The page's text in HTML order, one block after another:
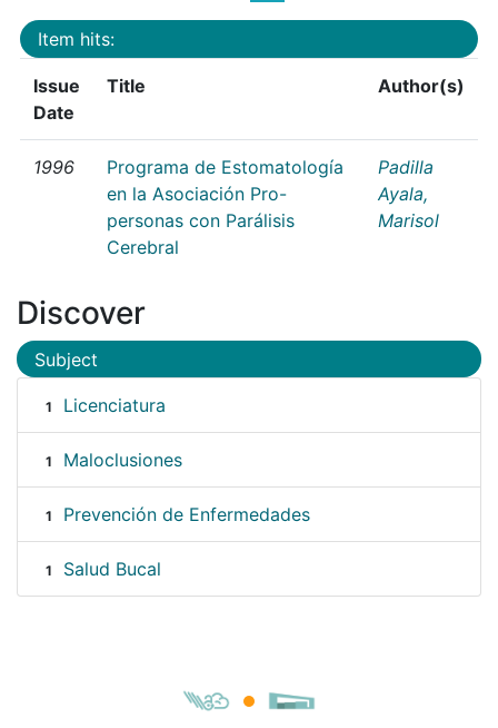
Item hits:
Issue
Date
Title Author(s)
1996
Programa de Estomatología
en la Asociación Pro-
personas con Parálisis
Cerebral
Padilla
Ayala,
Marisol
Discover
Subject
1 Licenciatura
1 Maloclusiones
1 Prevención de Enfermedades
1 Salud Bucal